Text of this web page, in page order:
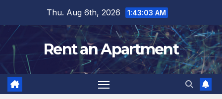
content
Thu. Aug 6th, 2026 1:43:04 AM
Rent an Apartment